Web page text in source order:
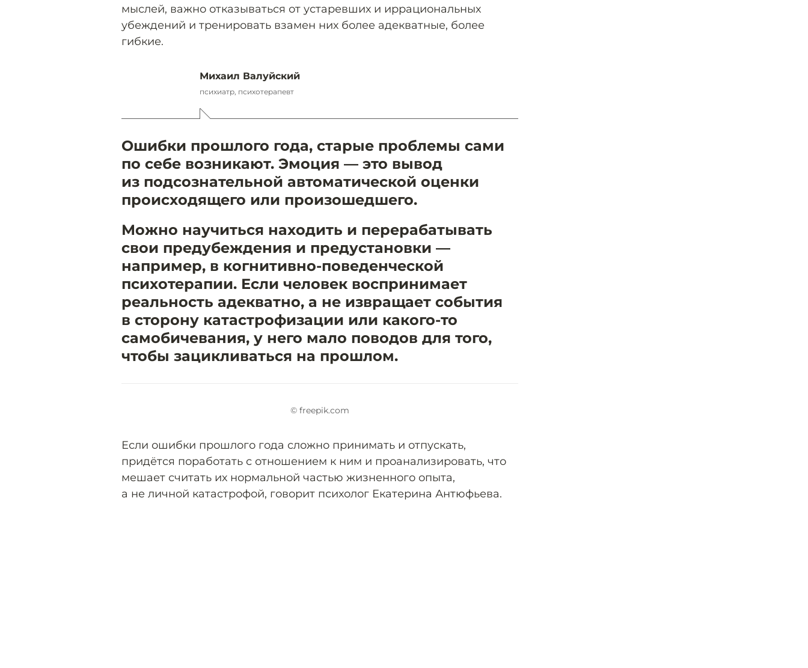
мыслей, важно отказываться от устаревших и иррациональных
убеждений и тренировать взамен них более адекватные, более
гибкие.
Михаил Валуйский
психиатр, психотерапевт
Ошибки прошлого года, старые проблемы сами
по себе возникают. Эмоция — это вывод
из подсознательной автоматической оценки
происходящего или произошедшего.
Можно научиться находить и перерабатывать
свои предубеждения и предустановки —
например, в когнитивно-поведенческой
психотерапии. Если человек воспринимает
реальность адекватно, а не извращает события
в сторону катастрофизации или какого-то
самобичевания, у него мало поводов для того,
чтобы зацикливаться на прошлом.
© freepik.com
Если ошибки прошлого года сложно принимать и отпускать,
придётся поработать с отношением к ним и проанализировать, что
мешает считать их нормальной частью жизненного опыта,
а не личной катастрофой, говорит психолог Екатерина Антюфьева.